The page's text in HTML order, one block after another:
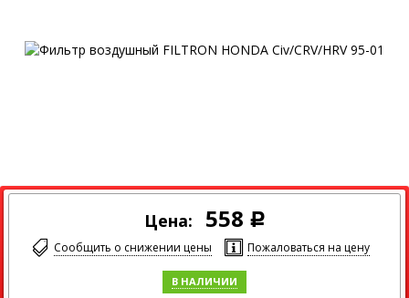
Цена: 558 Р
Сообщить о снижении цены
Пожаловаться на цену
В НАЛИЧИИ